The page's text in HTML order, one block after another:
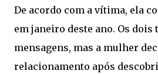
De acordo com a vítima, ela
em janeiro deste ano. Os dois
mensagens, mas a mulher
relacionamento após